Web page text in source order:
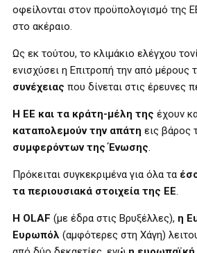
οφείλονται στον προϋπολογισμό της
στο ακέραιο.
Ως εκ τούτου, το κλιμάκιο ελέγχου
ενισχύσει η Επιτροπή την από μέρους
συνέχειας που δίνεται στις έρευνες
Η ΕΕ και τα κράτη-μέλη της έχουν
καταπολεμούν την απάτη εις βάρος
συμφερόντων της Ένωσης.
Πρόκειται συγκεκριμένα για όλα τα
τα περιουσιακά στοιχεία της ΕΕ.
Η OLAF (με έδρα στις Βρυξέλλες), η
Ευρωπόλ (αμφότερες στη Χάγη)